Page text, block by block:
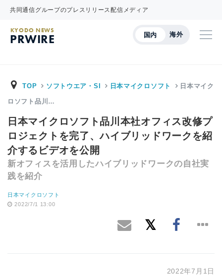
共同通信グループのプレスリリース配信メディア
国内 海外
KYODO NEWS
PRWIRE
TOP ソフトウエア・SI 日本マイクロソフト 日本マイク
ロソフト品川…
日本マイクロソフト品川本社オフィス改修プ
ロジェクトを完了、ハイブリッドワークを紹
介するビデオを公開
新オフィスを活用したハイブリッドワークの自社実
践を紹介
日本マイクロソフト
2022/7/1 13:00
2022年7月1日